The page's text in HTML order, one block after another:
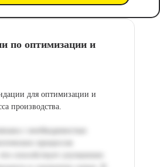
по оптимизации и
для оптимизации и
производства.